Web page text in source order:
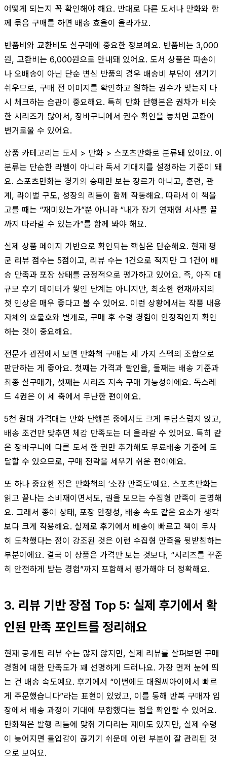
어떻게 되는지 꼭 확인해야 해요. 반대로 다른 도서나 만화와 함
께 묶음 구매를 하면 배송 효율이 올라가요.
반품비와 교환비도 실구매에 중요한 정보예요. 반품비는 3,000
원, 교환비는 6,000원으로 안내돼 있어요. 도서 상품은 파손이
나 오배송이 아닌 단순 변심 반품의 경우 배송비 부담이 생기기
쉬우므로, 구매 전 이미지를 확인하고 원하는 권수가 맞는지 다
시 체크하는 습관이 중요해요. 특히 만화 단행본은 권차가 비슷
한 시리즈가 많아서, 장바구니에서 권수 확인을 놓치면 교환이
번거로울 수 있어요.
상품 카테고리는 도서 > 만화 > 스포츠만화로 분류돼 있어요. 이
분류는 단순한 라벨이 아니라 독서 기대치를 설정하는 기준이 돼
요. 스포츠만화는 경기의 승패만 보는 장르가 아니고, 훈련, 관
계, 라이벌 구도, 성장의 리듬이 함께 작동해요. 따라서 이 책을
고를 때는 “재미있는가”뿐 아니라 “내가 장기 연재형 서사를 끝
까지 따라갈 수 있는가”를 함께 봐야 해요.
실제 상품 페이지 기반으로 확인되는 핵심은 단순해요. 현재 평
균 리뷰 점수는 5점이고, 리뷰 수는 1건으로 적지만 그 1건이 배
송 만족과 포장 상태를 긍정적으로 평가하고 있어요. 즉, 아직 대
규모 후기 데이터가 쌓인 단계는 아니지만, 최소한 현재까지의
첫 인상은 매우 좋다고 볼 수 있어요. 이런 상황에서는 작품 내용
자체의 호불호와 별개로, 구매 후 수령 경험이 안정적인지 확인
하는 것이 중요해요.
전문가 관점에서 보면 만화책 구매는 세 가지 스펙의 조합으로
판단하는 게 좋아요. 첫째는 가격과 할인율, 둘째는 배송 기준과
최종 실구매가, 셋째는 시리즈 지속 구매 가능성이에요. 독스레
드 4권은 이 세 축에서 무난한 편이에요.
5천 원대 가격대는 만화 단행본 중에서도 크게 부담스럽지 않고,
배송 조건만 맞추면 체감 만족도는 더 올라갈 수 있어요. 특히 같
은 장바구니에 다른 도서 한 권만 추가해도 무료배송 기준에 도
달할 수 있으므로, 구매 전략을 세우기 쉬운 편이에요.
또 하나 중요한 점은 만화책의 ‘소장 만족도’예요. 스포츠만화는
읽고 끝나는 소비재이면서도, 권을 모으는 수집형 만족이 분명해
요. 그래서 종이 상태, 포장 안정성, 배송 속도 같은 요소가 생각
보다 크게 작용해요. 실제로 후기에서 배송이 빠르고 책이 무사
히 도착했다는 점이 강조된 것은 이런 수집형 만족을 뒷받침하는
부분이에요. 결국 이 상품은 가격만 보는 것보다, “시리즈를 꾸준
히 안전하게 받는 경험”까지 포함해서 평가해야 더 정확해요.
3. 리뷰 기반 장점 Top 5: 실제 후기에서 확
인된 만족 포인트를 정리해요
현재 공개된 리뷰 수는 많지 않지만, 실제 리뷰를 살펴보면 구매
경험에 대한 만족도가 꽤 선명하게 드러나요. 가장 먼저 눈에 띄
는 건 배송 속도예요. 후기에서 “이번에도 대원씨아이에서 빠르
게 주문했습니다”라는 표현이 있었고, 이를 통해 반복 구매자 입
장에서 배송 과정이 기대에 부합했다는 점을 확인할 수 있어요.
만화책은 발행 리듬에 맞춰 기다리는 재미도 있지만, 실제 수령
이 늦어지면 몰입감이 끊기기 쉬운데 이런 부분이 잘 관리된 것
으로 보여요.